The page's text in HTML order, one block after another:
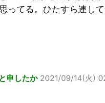
ってる。ひたすら連し
申したか 2021/09/14(火)